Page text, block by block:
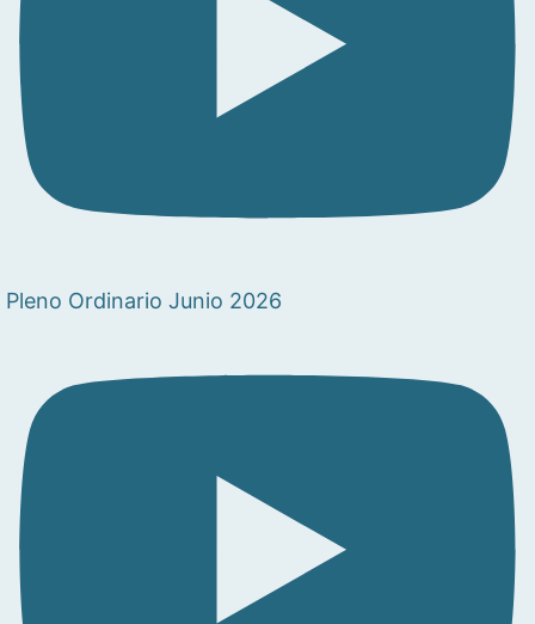
Pleno Ordinario Junio 2026